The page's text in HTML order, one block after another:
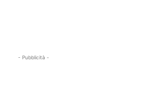
- Pubblicità -